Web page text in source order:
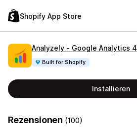
Shopify App Store
Analyzely ‑ Google Analytics 4
Built for Shopify
Installieren
Rezensionen (100)